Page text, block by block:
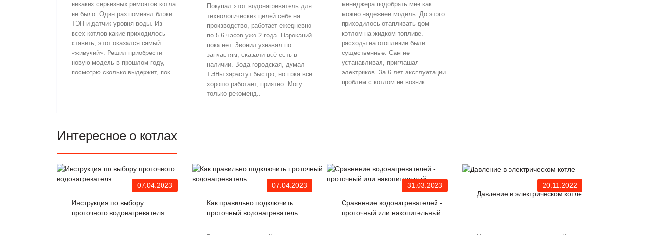
никаких серьезных ремонтов котла
не было. Один раз поменял блоки
ТЭН и датчик уровня воды. Из
всех котлов какие приходилось
ставить, этот оказался самый
«живучий». Решил приобрести
новую модель в прошлом году,
посмотрю сколько выдержит, пок..
Покупал этот водонагреватель для
технологических целей себе на
производство, работает ежедневно
по 5-6 часов уже 2 года. Нареканий
пока нет. Звонил узнавал по
запчастям, сказали всё есть в
наличии. Вода городская, думал
ТЭНы зарастут быстро, но пока всё
хорошо работает, приятно. Могу
только рекоменд..
менеджера подобрать мне как
можно надежнее модель. До этого
приходилось отапливать дом
котлом на жидком топливе,
расходы на отопление были
существенные. Сам не
устанавливал, приглашал
электриков. За 6 лет эксплуатации
проблем с котлом не возник..
Интересное о котлах
07.04.2023
Инструкция по выбору
проточного водонагревателя
07.04.2023
Как правильно подключить
проточный водонагреватель
31.03.2023
Сравнение водонагревателей -
проточный или накопительный
20.11.2022
Давление в электрическом котле